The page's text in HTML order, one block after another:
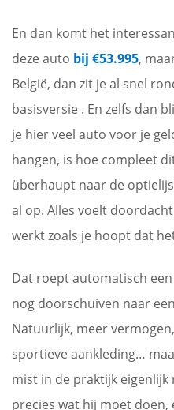
En dan komt het
deze auto bij €53.995,
België, dan zit je al snel
basisversie . En zelfs dan
je hier veel auto voor je
hangen, is hoe compleet
überhaupt naar de
al op. Alles voelt
werkt zoals je hoopt dat
Dat roept automatisch
nog doorschuiven naar
Natuurlijk, meer
sportieve aankleding…
mist in de praktijk
precies wat hij moet doen,